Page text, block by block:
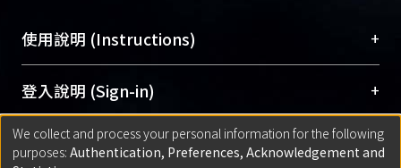
用逐年攀升。同時可加速研究發展、提升研究影響
Archive）平台。 （點選深入了解OA）
含部分內容的版權非匯入者所有，或由第三方贊
助與合作完成，請確認該版權所有者及第三方同
意提供此授權。
Please represent that the submission is your
original work, and that you have the right to
grant the rights to upload.
使用說明 (Instructions) +
網站簡介(Quickstart Guide)
使用手冊(Instruction Manual)
線上預約服務(Booking Service)
登入說明 (Sign-in) +
方案一：臺灣大學計算機中心帳號登入
匯入著作 (Submission) +
We collect and process your personal information for the following
purposes: Authentication, Preferences, Acknowledgement and